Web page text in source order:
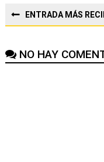
ENTRADA MÁS
NO HAY